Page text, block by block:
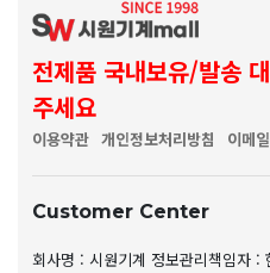
전제품 국내보유/발송
주세요
이용약관 개인정보처리방침 이메
Customer Center
회사명 : 시원기계 정보관리책임자 :